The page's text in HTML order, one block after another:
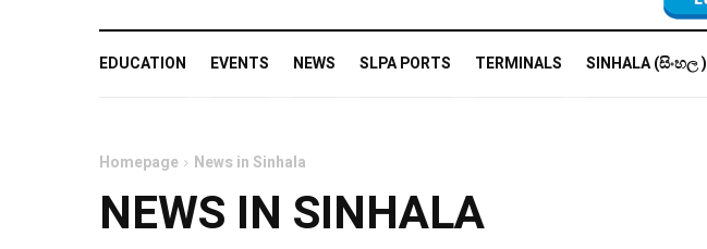
EDUCATION EVENTS NEWS SLPA PORTS TERMINALS SINHALA (සිංහල )
Homepage News in Sinhala
NEWS IN SINHALA